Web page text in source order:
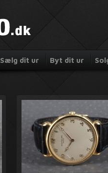
Sælg dit ur Byt dit ur